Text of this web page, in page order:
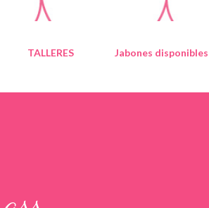
TALLERES Jabones disponibles